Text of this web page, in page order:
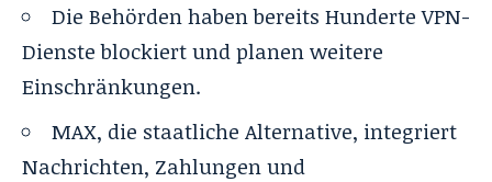
Die Behörden haben bereits Hunderte VPN-
Dienste blockiert und planen weitere
Einschränkungen.
MAX, die staatliche Alternative, integriert
Nachrichten, Zahlungen und